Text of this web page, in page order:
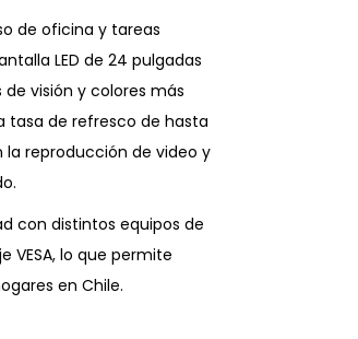
de oficina y tareas
LED de 24 pulgadas
de visión y colores más
tasa de refresco de hasta
la reproducción de video y
con distintos equipos de
VESA, lo que permite
en Chile.